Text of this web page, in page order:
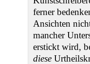
ferner
Ansichten
mancher
erstickt wird,
diese